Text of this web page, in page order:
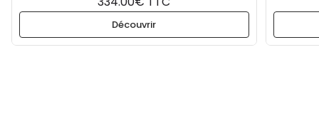
Découvrir